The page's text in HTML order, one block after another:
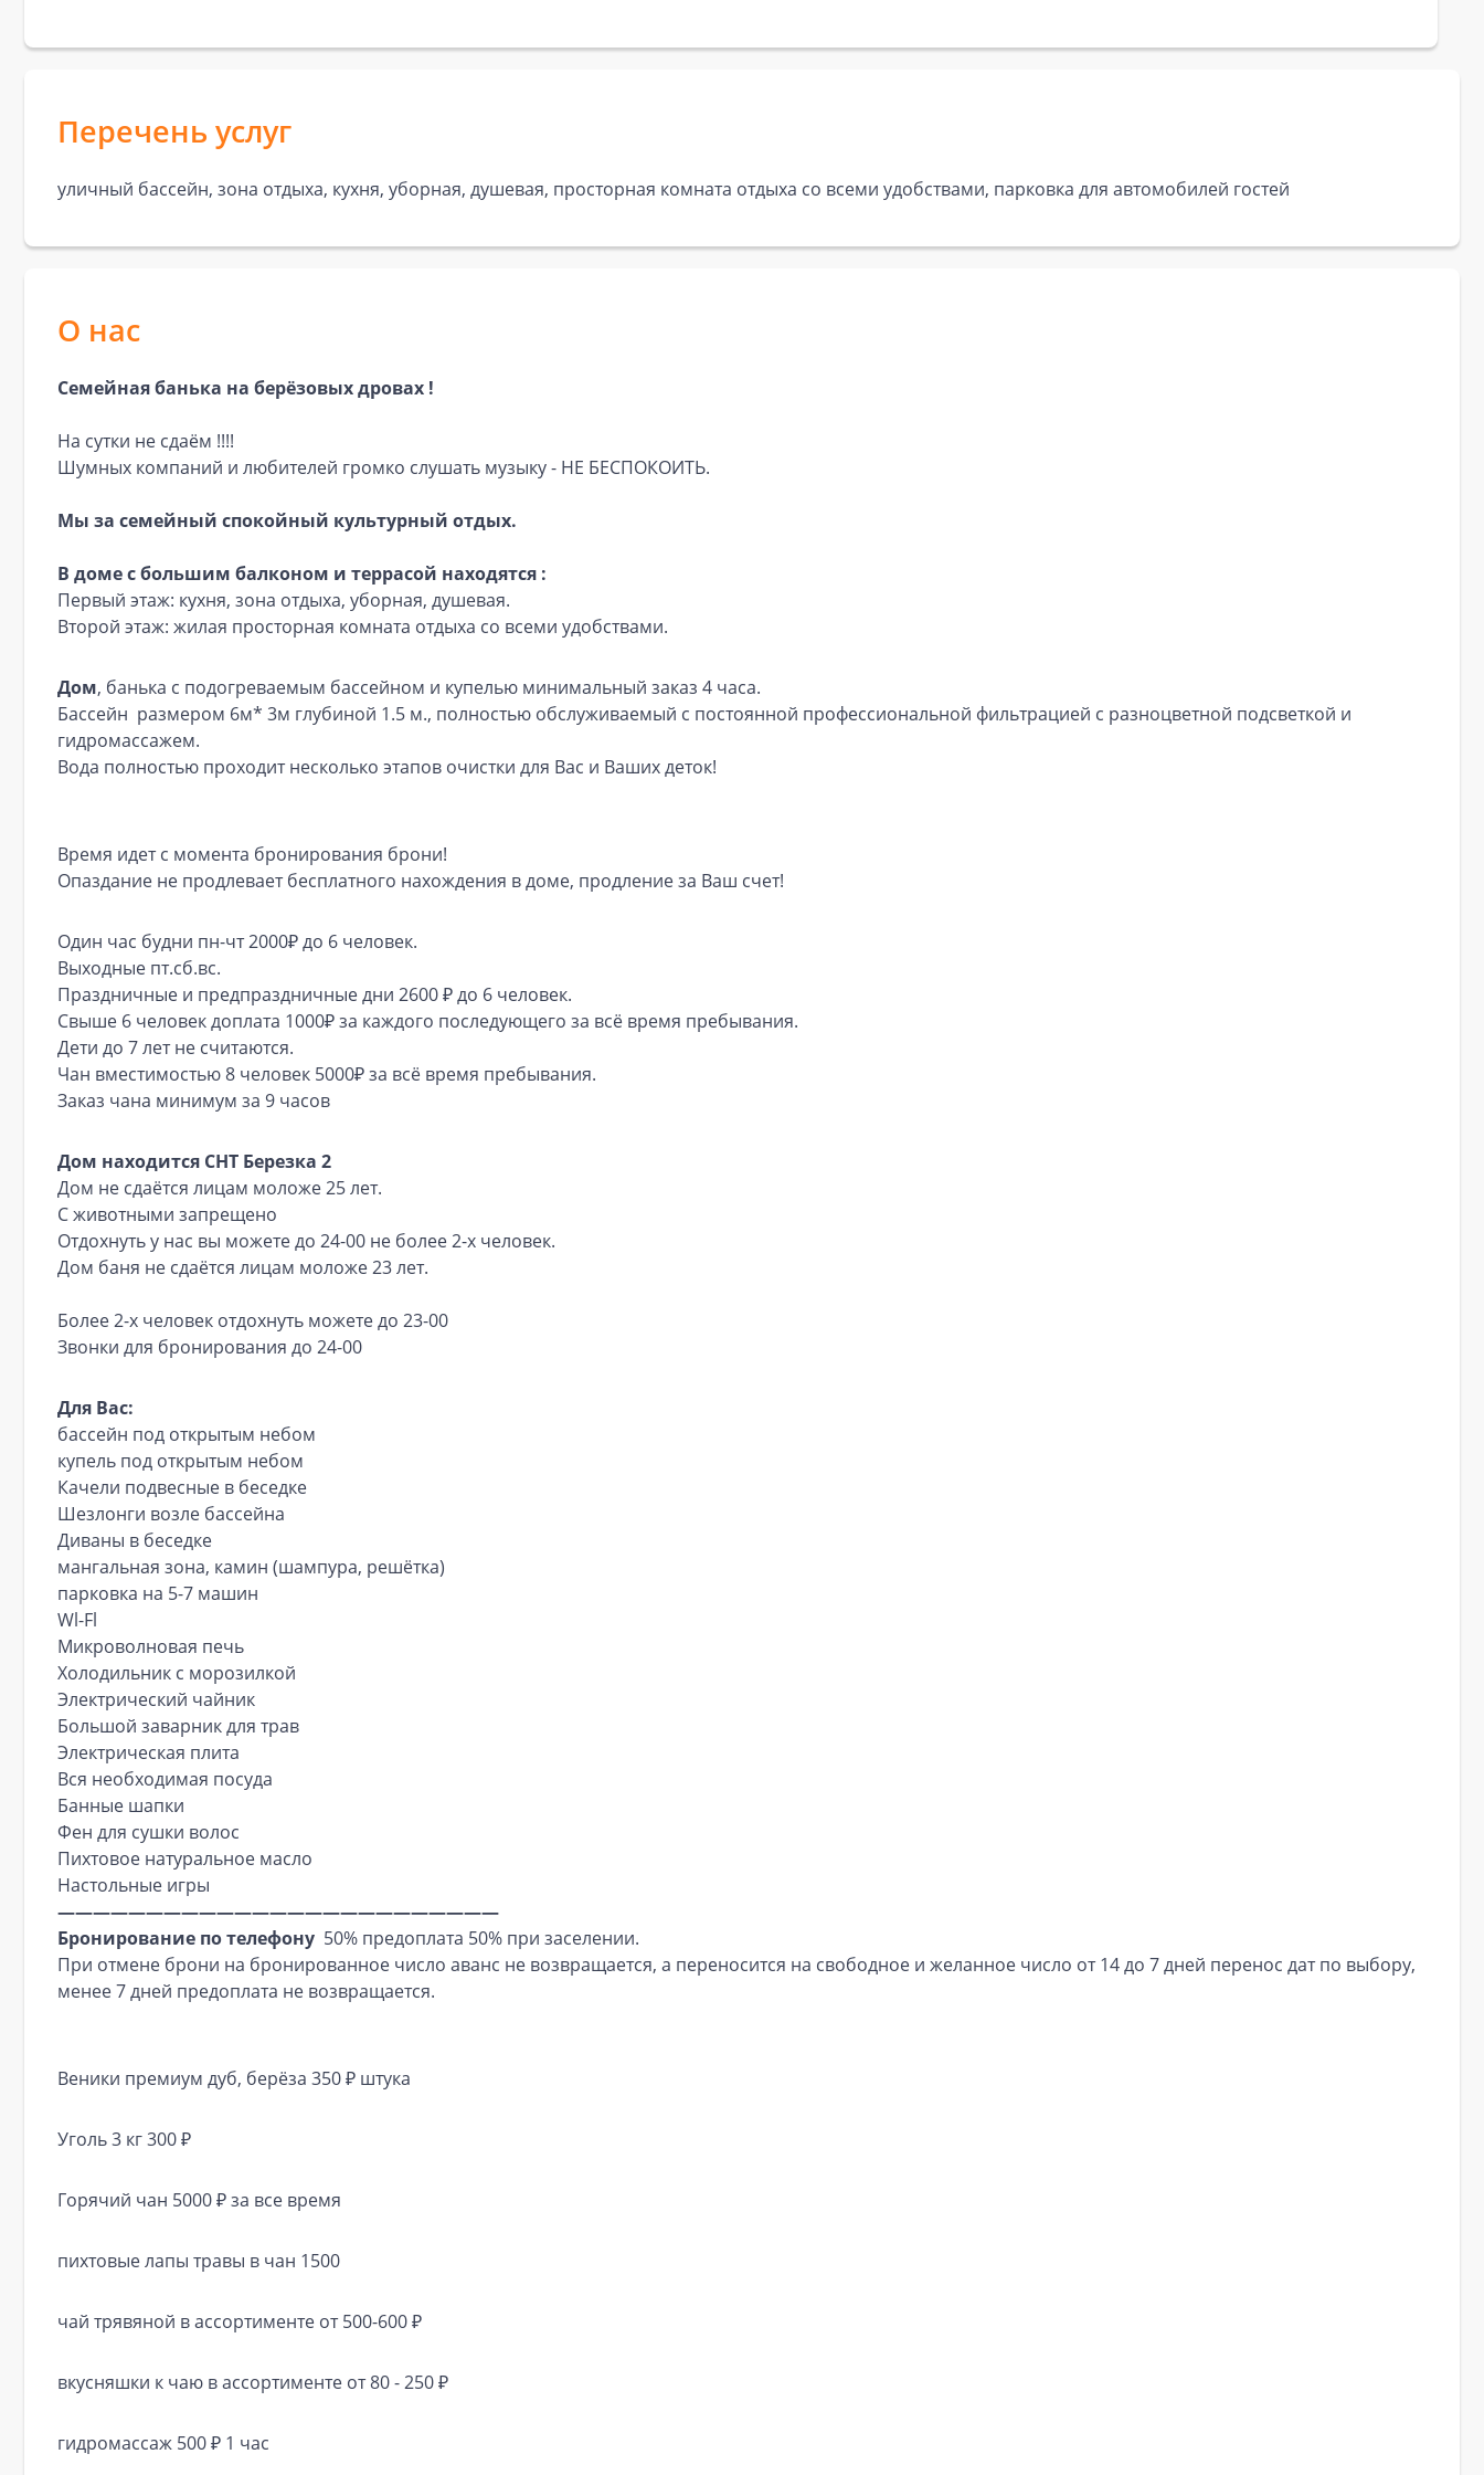
Перечень услуг
уличный бассейн, зона отдыха, кухня, уборная, душевая, просторная комната отдыха со всеми удобствами, парковка для автомобилей гостей
О нас
Семейная банька нa бeрёзoвыx дрoвax !
На cутки не сдаём !!!!
Шумных компаний и любителeй громко cлушaть музыку - НE БECПОКOИТЬ.
Мы зa семейный спокoйный культурный отдыx.
В домe c большим балконом и террасой находятся :
Первый этаж: кухня, зона отдыха, уборная, душевая.
Второй этаж: жилая просторная комната отдыха со всеми удобствами.
Дом, банька с подогреваемым бассейном и купелью минимальный заказ 4 часа.
Бассейн размером 6м* 3м глубиной 1.5 м., полностью обслуживаемый с постоянной профессиональной фильтрацией с разноцветной подсветкой и
гидромассажем.
Вода полностью проходит несколько этапов очистки для Вас и Ваших деток!
Время идет с момента бронирования брони!
Опаздание не продлевает бесплатного нахождения в доме, продление за Ваш счет!
Один час будни пн-чт 2000₽ до 6 человек.
Выходные пт.сб.вс.
Праздничные и предпраздничные дни 2600 ₽ до 6 человек.
Свыше 6 человек доплата 1000₽ за каждого последующего за всё время пребывания.
Дети до 7 лет не считаются.
Чан вместимостью 8 человек 5000₽ за всё время пребывания.
Заказ чана минимум за 9 часов
Дом находится СНТ Березка 2
Дом не сдаётся лицам моложе 25 лет.
С животными запрещено
Отдохнуть у нас вы можете до 24-00 не более 2-х человек.
Дом баня не сдаётся лицам моложе 23 лет.
Более 2-х человек отдохнуть можете до 23-00
Звонки для бронирования до 24-00
Для Вас:
бассейн под открытым небом
купель под открытым небом
Качели подвесные в беседке
Шезлонги возле бассейна
Диваны в беседке
мангальная зона, камин (шампура, решётка)
парковка на 5-7 машин
Wl-Fl
Микроволновая печь
Холодильник с морозилкой
Электрический чайник
Большой заварник для трав
Электрическая плита
Вся необходимая посуда
Банные шапки
Фен для сушки волос
Пихтовое натуральное масло
Настольные игры
—————————————————————————
Бронирование по телефону 50% предоплата 50% при заселении.
При отмене брони на бронированное число аванс не возвращается, а переносится на свободное и желанное число от 14 до 7 дней перенос дат по выбору,
менее 7 дней предоплата не возвращается.
Веники премиум дуб, берёза 350 ₽ штука
Уголь 3 кг 300 ₽
Горячий чан 5000 ₽ за все время
пихтовые лапы травы в чан 1500
чай трявяной в ассортименте от 500-600 ₽
вкусняшки к чаю в ассортименте от 80 - 250 ₽
гидромассаж 500 ₽ 1 час